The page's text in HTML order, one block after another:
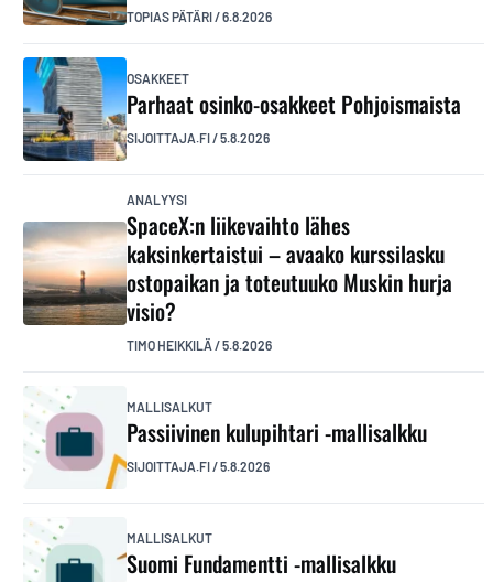
TOPIAS PÄTÄRI/6.8.2026
OSAKKEET
Parhaat osinko-osakkeet Pohjoismaista
SIJOITTAJA.FI/5.8.2026
ANALYYSI
SpaceX:n liikevaihto lähes
kaksinkertaistui – avaako kurssilasku
ostopaikan ja toteutuuko Muskin hurja
visio?
TIMO HEIKKILÄ /5.8.2026
MALLISALKUT
Passiivinen kulupihtari -mallisalkku
SIJOITTAJA.FI/5.8.2026
MALLISALKUT
Suomi Fundamentti -mallisalkku